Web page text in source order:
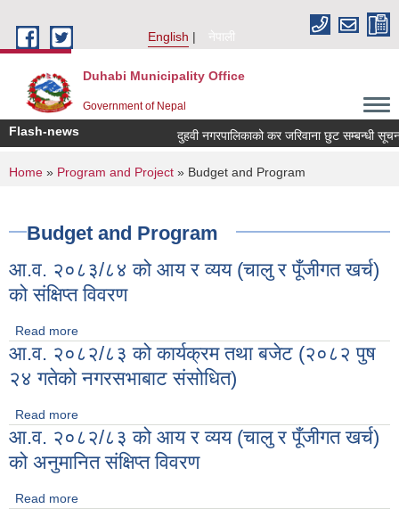
English
नेपाली
Duhabi Municipality Office
Government of Nepal
Flash-news दुहवी नगरपालिकाको कर जरिवाना छुट सम्बन्धी
You are here
Home » Program and Project » Budget and Program
Budget and Program
आ.व. २०८३/८४ को आय र व्यय (चालु र पूँजीगत खर्च)
को संक्षिप्त विवरण
Read more
विवरण
आ.व. २०८२/८३ को कार्यक्रम तथा बजेट (२०८२ पुष
२४ गतेको नगरसभाबाट संसोधित)
Read more
नगरसभाबाट संसोधित)
आ.व. २०८२/८३ को आय र व्यय (चालु र पूँजीगत खर्च)
को अनुमानित संक्षिप्त विवरण
Read more